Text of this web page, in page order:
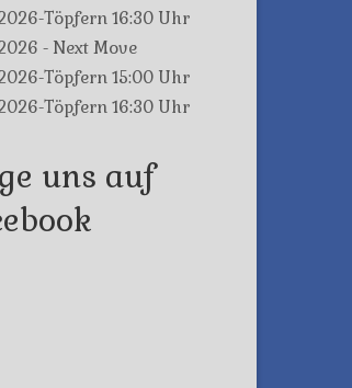
Töpfern 16:30 Uhr
- Next Move
Töpfern 15:00 Uhr
Töpfern 16:30 Uhr
uns auf